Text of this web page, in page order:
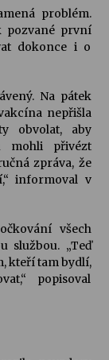
Rufus Miller
V Želivě ožije
problém.
pozvané první
dokonce i o
Na pátek
nepřišla
obvolat, aby
mohli přivézt
zpráva, že
informoval v
všech
službou. „Teď
kteří tam bydlí,
popisoval